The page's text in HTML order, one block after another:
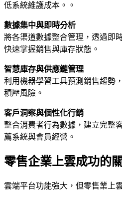
低系統維護成本。。
數據集中與即時分析
將各渠道數據整合管理，透過即
快速掌握銷售與庫存狀態。
智慧庫存與供應鏈管理
利用機器學習工具預測銷售趨勢
積壓風險。
客戶洞察與個性化行銷
整合消費者行為數據，建立完整
薦系統與會員經營。
零售企業上雲成功的
雲端平台功能強大，但零售業上